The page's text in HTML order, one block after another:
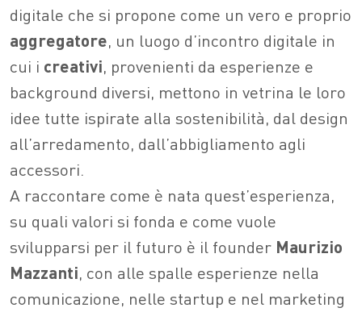
digitale che si propone come un vero e proprio
aggregatore, un luogo d’incontro digitale in
cui i creativi, provenienti da esperienze e
background diversi, mettono in vetrina le loro
idee tutte ispirate alla sostenibilità, dal design
all’arredamento, dall’abbigliamento agli
accessori.
A raccontare come è nata quest’esperienza,
su quali valori si fonda e come vuole
svilupparsi per il futuro è il founder Maurizio
Mazzanti, con alle spalle esperienze nella
comunicazione, nelle startup e nel marketing